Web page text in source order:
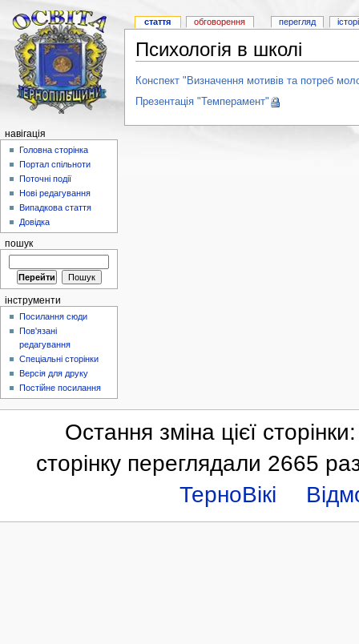
Психологія в школі
Конспект "Визначення мотивів та потреб
Презентація "Темперамент"
стаття обговорення перегляд
навігація
Головна сторінка
Портал спільноти
Поточні події
Нові редагування
Випадкова стаття
Довідка
пошук
інструменти
Посилання сюди
Пов'язані
редагування
Спеціальні сторінки
Версія для друку
Постійне посилання
Остання зміна цієї
сторінку переглядали 2665
ТерноВікі